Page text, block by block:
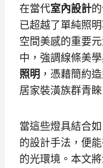
在當代室內設計
已超越了單純照
空間美感的重要
中，強調線條美
照明 ，憑藉簡約
居家裝潢族群青睞
當這些燈具結合
的設計手法，便
的光環境。本文